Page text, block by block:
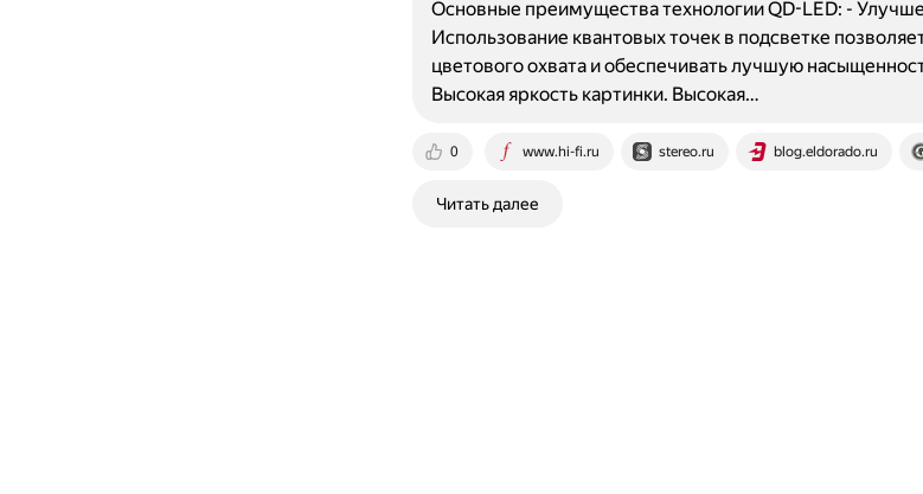
0 www.hi-fi.ru stereo.ru blog.eldorado.ru
Основные преимущества технологии QD-LED: -
Использование квантовых точек в подсветке
цветового охвата и обеспечивать лучшую
Высокая яркость картинки. Высокая…
Читать далее